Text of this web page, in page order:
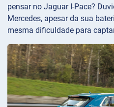
pensar no Jaguar I-Pace?
Mercedes, apesar da sua
mesma dificuldade para